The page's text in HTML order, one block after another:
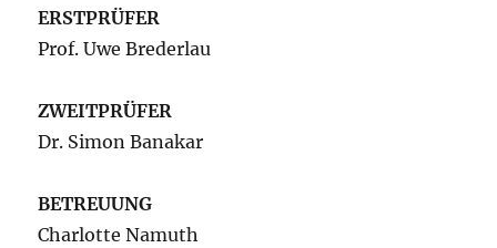
ERSTPRÜFER
Prof. Uwe Brederlau
ZWEITPRÜFER
Dr. Simon Banakar
BETREUUNG
Charlotte Namuth